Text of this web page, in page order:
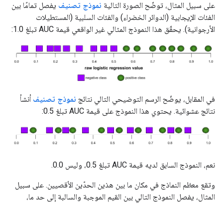
على سبيل المثال، توضّح الصورة التالية نموذج تصنيف يفصل تمامًا بين
الفئات الإيجابية (الدوائر الخضراء) والفئات السلبية (المستطيلات
الأرجوانية). يحقّق هذا النموذج المثالي غير الواقعي قيمة AUC تبلغ 1.0:
في المقابل، يوضّح الرسم التوضيحي التالي نتائج نموذج تصنيف أنشأ
نتائج عشوائية. يحتوي هذا النموذج على قيمة AUC تبلغ 0.5:
نعم، النموذج السابق لديه قيمة AUC تبلغ 0.5، وليس 0.0.
وتقع معظم النماذج في مكان ما بين هذين الحدّين الأقصيين. على سبيل
المثال، يفصل النموذج التالي بين القيم الموجبة والسالبة إلى حد ما،